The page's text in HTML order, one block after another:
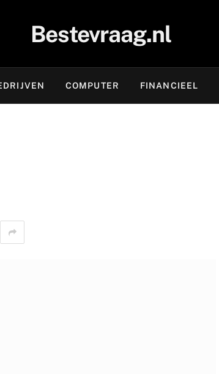
Bestevraag.nl
COMPUTER FINANCIEEL